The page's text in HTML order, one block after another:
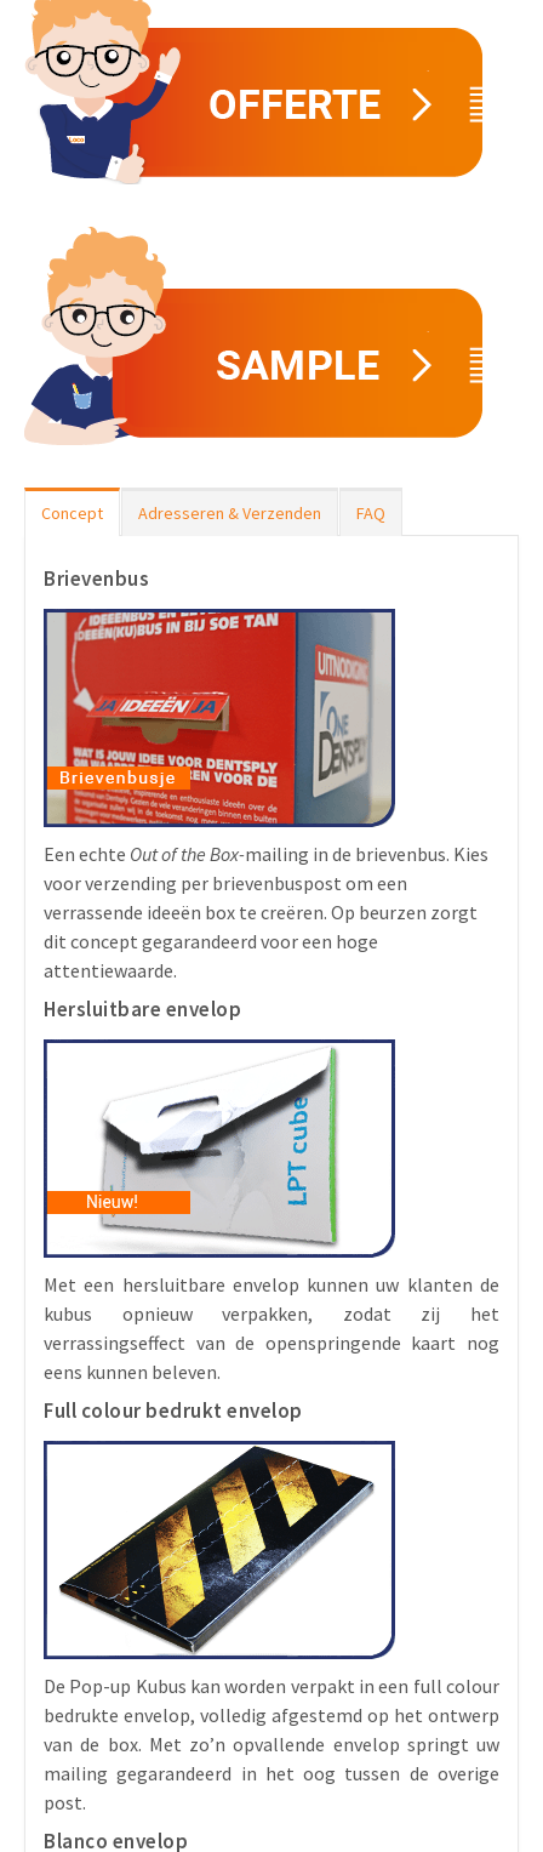
Concept Adresseren & Verzenden FAQ
Brievenbus
Een echte Out of the Box-mailing in de brievenbus. Kies
voor verzending per brievenbuspost om een
verrassende ideeën box te creëren. Op beurzen zorgt
dit concept gegarandeerd voor een hoge
attentiewaarde.
Hersluitbare envelop
Met een hersluitbare envelop kunnen uw klanten de
kubus opnieuw verpakken, zodat zij het
verrassingseffect van de openspringende kaart nog
eens kunnen beleven.
Full colour bedrukt envelop
De Pop-up Kubus kan worden verpakt in een full colour
bedrukte envelop, volledig afgestemd op het ontwerp
van de box. Met zo’n opvallende envelop springt uw
mailing gegarandeerd in het oog tussen de overige
post.
Blanco envelop